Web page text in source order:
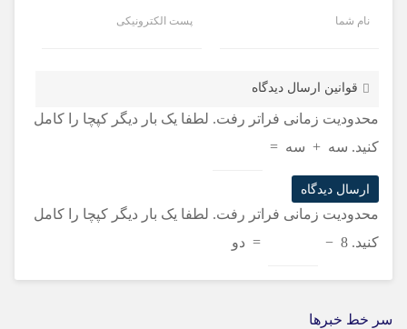
نام شما پست الکترونیکی
قوانین ارسال دیدگاه
محدودیت زمانی فراتر رفت. لطفا یک بار دیگر کپچا را کامل
کنید. سه + سه =
محدودیت زمانی فراتر رفت. لطفا یک بار دیگر کپچا را کامل
کنید. 8
−
= دو
سر خط خبرها